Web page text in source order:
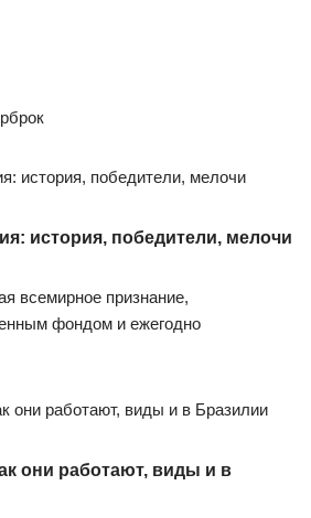
история, победители, мелочи
всемирное признание,
фондом и ежегодно
они работают, виды и в